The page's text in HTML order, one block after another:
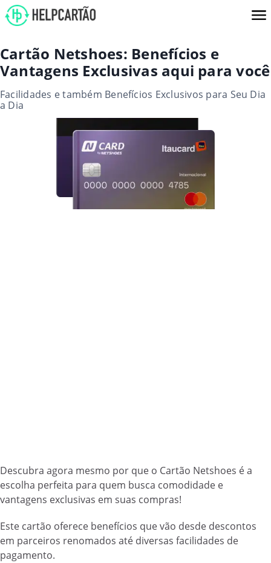
Cartão Netshoes: Benefícios e
Vantagens Exclusivas aqui para você
Facilidades e também Benefícios Exclusivos para Seu Dia
a Dia
Descubra agora mesmo por que o Cartão Netshoes é a
escolha perfeita para quem busca comodidade e
vantagens exclusivas em suas compras!
Este cartão oferece benefícios que vão desde descontos
em parceiros renomados até diversas facilidades de
pagamento.